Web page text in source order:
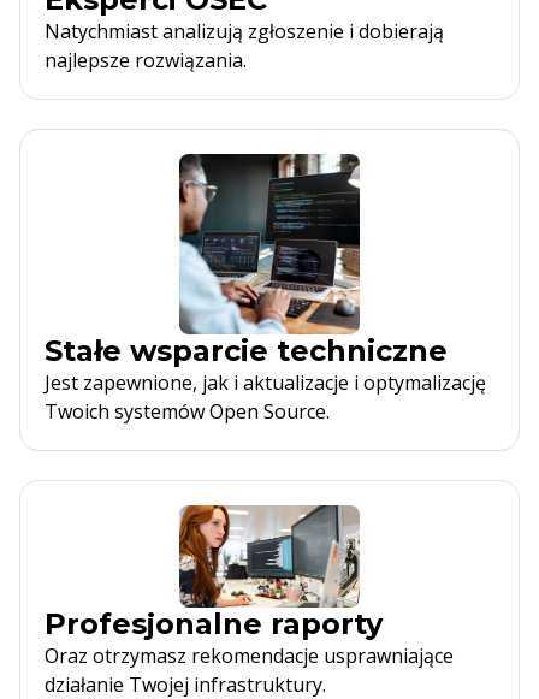
Natychmiast analizują zgłoszenie i dobierają
najlepsze rozwiązania.
Stałe wsparcie techniczne
Jest zapewnione, jak i aktualizacje i optymalizację
Twoich systemów Open Source.
Profesjonalne raporty
Oraz otrzymasz rekomendacje usprawniające
działanie Twojej infrastruktury.